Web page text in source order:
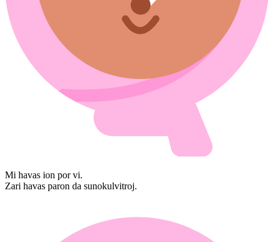
Mi havas ion por vi.
Zari havas paron da sunokulvitroj.